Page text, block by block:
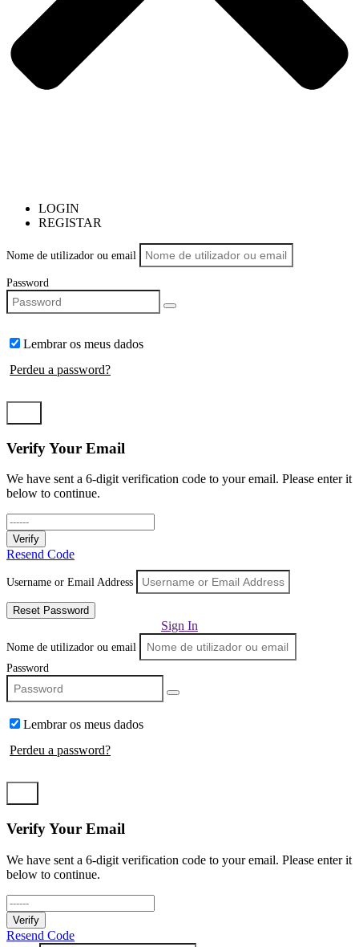
LOGIN
REGISTAR
Nome de utilizador ou email
Password
Lembrar os meus dados
Perdeu a password?
Verify Your Email
We have sent a 6-digit verification code to your email. Please enter it
below to continue.
Verify
Resend Code
Username or Email Address
Reset Password
Sign In
Nome de utilizador ou email
Password
Lembrar os meus dados
Perdeu a password?
Verify Your Email
We have sent a 6-digit verification code to your email. Please enter it
below to continue.
Verify
Resend Code